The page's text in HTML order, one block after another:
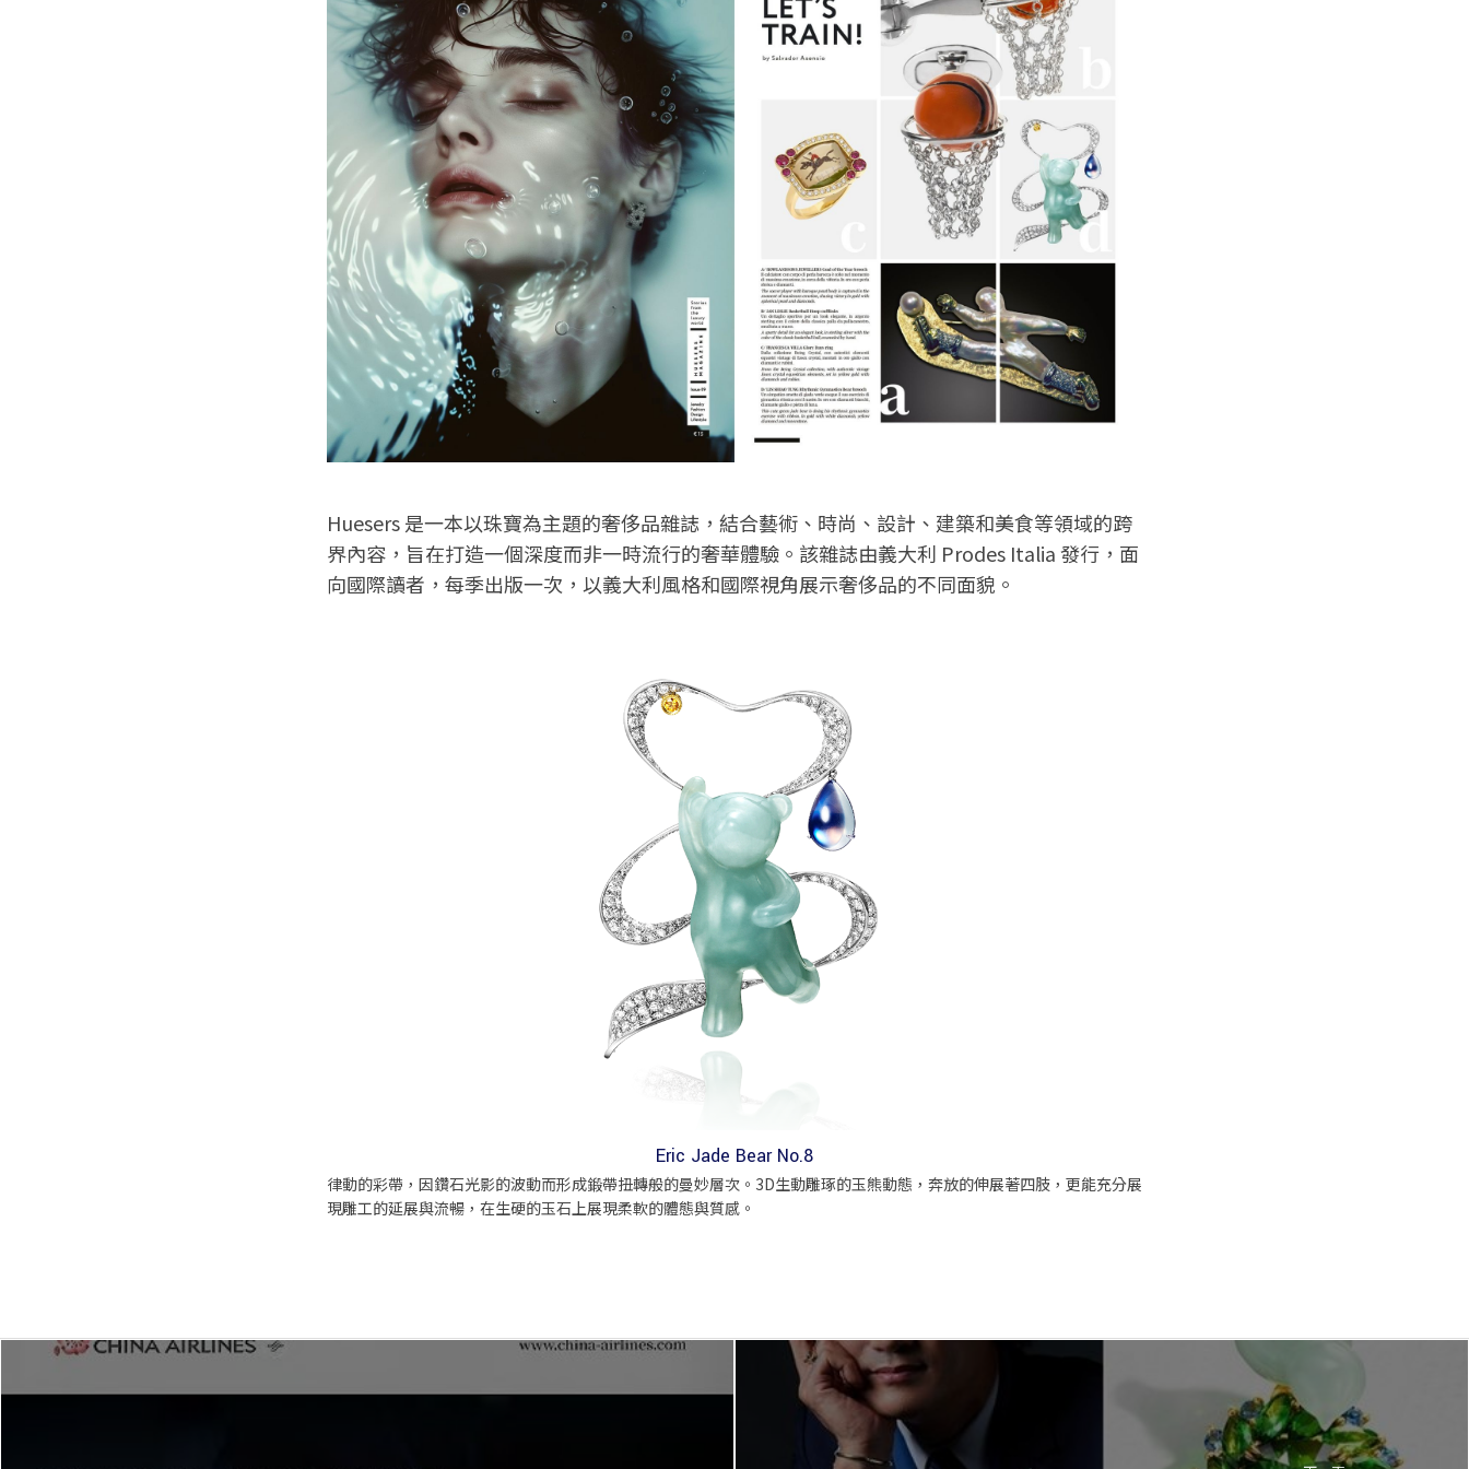
Huesers 是一本以珠寶為主題的奢侈品雜誌，結合藝術、時尚、設計、建築和美食等領域的跨
界內容，旨在打造一個深度而非一時流行的奢華體驗。該雜誌由義大利 Prodes Italia 發行，面
向國際讀者，每季出版一次，以義大利風格和國際視角展示奢侈品的不同面貌​。
Eric Jade Bear No.8
律動的彩帶，因鑽石光影的波動而形成鍛帶扭轉般的曼妙層次。3D生動雕琢的玉熊動態，奔放的伸展著四肢，更能充分展
現雕工的延展與流暢，在生硬的玉石上展現柔軟的體態與質感。